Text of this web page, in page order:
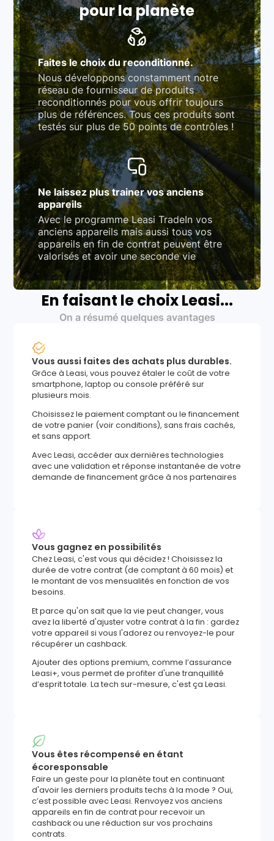
pour la planète
Faites le choix du reconditionné.
Nous développons constamment notre
réseau de fournisseur de produits
reconditionnés pour vous offrir toujours
plus de références. Tous ces produits sont
testés sur plus de 50 points de contrôles !
Ne laissez plus trainer vos anciens
appareils
Avec le programme Leasi TradeIn vos
anciens appareils mais aussi tous vos
appareils en fin de contrat peuvent être
valorisés et avoir une seconde vie
En faisant le choix Leasi...
On a résumé quelques avantages
Vous aussi faites des achats plus durables.
Grâce à Leasi, vous pouvez étaler le coût de votre
smartphone, laptop ou console préféré sur
plusieurs mois.
Choisissez le paiement comptant ou le financement
de votre panier (voir conditions), sans frais cachés,
et sans apport.
Avec Leasi, accéder aux dernières technologies
avec une validation et réponse instantanée de votre
demande de financement grâce à nos partenaires
Vous gagnez en possibilités
Chez Leasi, c'est vous qui décidez ! Choisissez la
durée de votre contrat (de comptant à 60 mois) et
le montant de vos mensualités en fonction de vos
besoins.
Et parce qu'on sait que la vie peut changer, vous
avez la liberté d'ajuster votre contrat à la fin : gardez
votre appareil si vous l'adorez ou renvoyez-le pour
récupérer un cashback.
Ajouter des options premium, comme l’assurance
Leasi+, vous permet de profiter d'une tranquillité
d’esprit totale. La tech sur-mesure, c'est ça Leasi.
Vous êtes récompensé en étant
écoresponsable
Faire un geste pour la planète tout en continuant
d'avoir les derniers produits techs à la mode ? Oui,
c’est possible avec Leasi. Renvoyez vos anciens
appareils en fin de contrat pour recevoir un
cashback ou une réduction sur vos prochains
contrats.